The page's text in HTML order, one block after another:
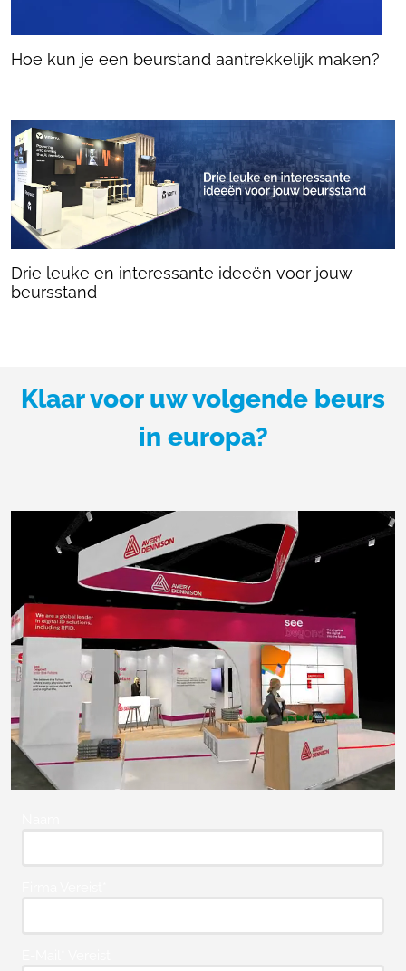
Hoe kun je een beurstand aantrekkelijk maken?
Drie leuke en interessante ideeën voor jouw
beursstand
Klaar voor uw volgende beurs
in europa?